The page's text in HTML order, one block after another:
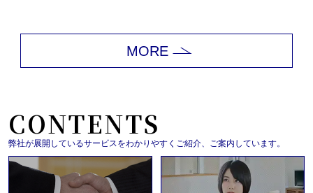
MORE
CONTENTS
弊社が展開しているサービスをわかりやすくご紹介、ご案内しています。